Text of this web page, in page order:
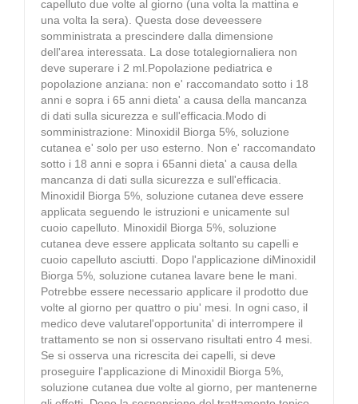
capelluto due volte al giorno (una volta la mattina e
una volta la sera). Questa dose deveessere
somministrata a prescindere dalla dimensione
dell'area interessata. La dose totalegiornaliera non
deve superare i 2 ml.Popolazione pediatrica e
popolazione anziana: non e' raccomandato sotto i 18
anni e sopra i 65 anni dieta' a causa della mancanza
di dati sulla sicurezza e sull'efficacia.Modo di
somministrazione: Minoxidil Biorga 5%, soluzione
cutanea e' solo per uso esterno. Non e' raccomandato
sotto i 18 anni e sopra i 65anni dieta' a causa della
mancanza di dati sulla sicurezza e sull'efficacia.
Minoxidil Biorga 5%, soluzione cutanea deve essere
applicata seguendo le istruzioni e unicamente sul
cuoio capelluto. Minoxidil Biorga 5%, soluzione
cutanea deve essere applicata soltanto su capelli e
cuoio capelluto asciutti. Dopo l'applicazione diMinoxidil
Biorga 5%, soluzione cutanea lavare bene le mani.
Potrebbe essere necessario applicare il prodotto due
volte al giorno per quattro o piu' mesi. In ogni caso, il
medico deve valutarel'opportunita' di interrompere il
trattamento se non si osservano risultati entro 4 mesi.
Se si osserva una ricrescita dei capelli, si deve
proseguire l'applicazione di Minoxidil Biorga 5%,
soluzione cutanea due volte al giorno, per mantenerne